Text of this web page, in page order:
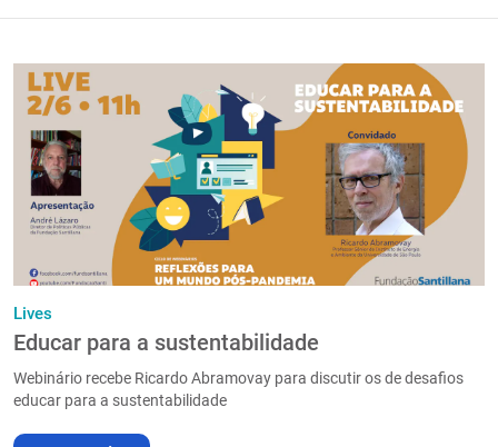
Lives
Educar para a sustentabilidade
Webinário recebe Ricardo Abramovay para discutir os de desafios
educar para a sustentabilidade